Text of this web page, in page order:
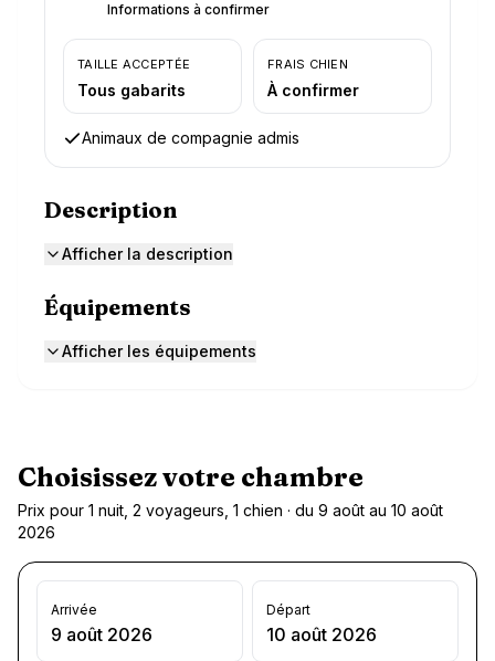
Informations à confirmer
TAILLE ACCEPTÉE
Tous gabarits
FRAIS CHIEN
À confirmer
Animaux de compagnie admis
Description
Afficher la description
Équipements
Afficher les équipements
Choisissez votre chambre
Prix pour 1 nuit, 2 voyageurs, 1 chien · du 9 août au 10 août
2026
Arrivée
9 août 2026
Départ
10 août 2026